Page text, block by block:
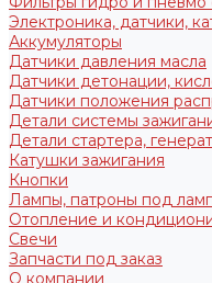
Электроника, датчики,
Аккумуляторы
Датчики давления масла
Датчики детонации,
Датчики положения
Детали системы
Детали стартера,
Катушки зажигания
Кнопки
Лампы, патроны под
Отопление и
Свечи
Запчасти под заказ
О компании